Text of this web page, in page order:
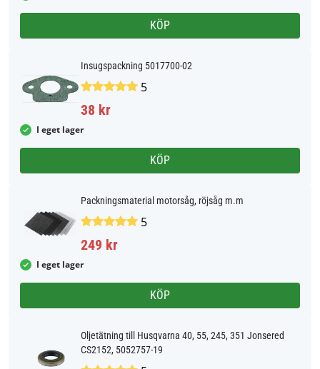
KÖP
Insugspackning 5017700-02
5
38 kr
I eget lager
KÖP
Packningsmaterial motorsåg, röjsåg m.m
5
249 kr
I eget lager
KÖP
Oljetätning till Husqvarna 40, 55, 245, 351 Jonsered
CS2152, 5052757-19